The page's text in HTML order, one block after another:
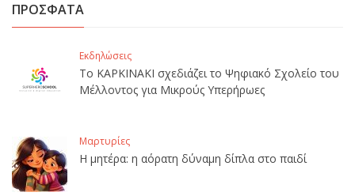
ΠΡΟΣΦΑΤΑ
Εκδηλώσεις
Το ΚΑΡΚΙΝΑΚΙ σχεδιάζει το Ψηφιακό Σχολείο του
Μέλλοντος για Μικρούς Υπερήρωες
Μαρτυρίες
Η μητέρα: η αόρατη δύναμη δίπλα στο παιδί